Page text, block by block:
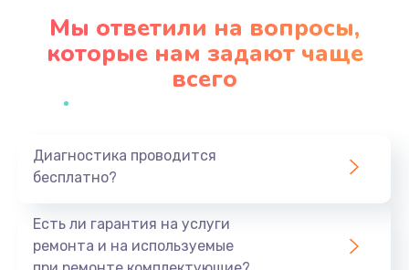
Заказать
Замена видеокарты
Заказать
Мы ответили на вопросы,
которые нам задают чаще
всего
Диагностика проводится
бесплатно?
Есть ли гарантия на услуги
ремонта и на используемые